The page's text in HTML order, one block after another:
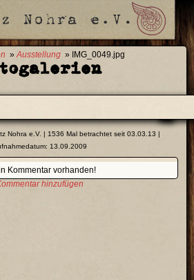
»Ausstellung » IMG_0049.jpg
Nohra e.V. | 1536 Mal betrachtet seit 03.03.13 |
13.09.2009
Kommentar vorhanden!
hinzufügen